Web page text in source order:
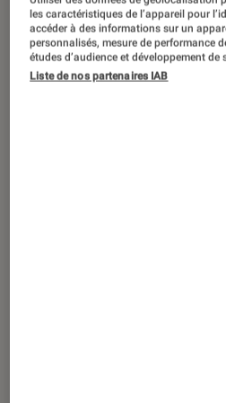
Comment prolonger la
smartphone ?
DÉCRYPTAGE
Smartphones • 11 sep. 2025
les caractéristiques de l’appareil pour
accéder à des informations sur un
personnalisés, mesure de performance
études d’audience et développement de
Liste de nos partenaires IAB